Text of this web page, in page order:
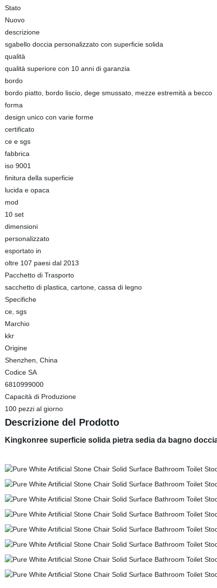
Stato
Nuovo
descrizione
sgabello doccia personalizzato con superficie solida
qualità
qualità superiore con 10 anni di garanzia
bordo
bordo piatto, bordo liscio, dege smussato, mezze estremità a becco
forma
design unico con varie forme
certificato
ce e sgs
fabbrica
iso 9001
finitura della superficie
lucida e opaca
mod
10 set
dimensioni
personalizzato
esportato in
oltre 107 paesi dal 2013
Pacchetto di Trasporto
sacchetto di plastica, cartone, cassa di legno
Specifiche
ce, sgs
Marchio
kkr
Origine
Shenzhen, China
Codice SA
6810999000
Capacità di Produzione
100 pezzi al giorno
Descrizione del Prodotto
Kingkonree superficie solida pietra sedia da bagno